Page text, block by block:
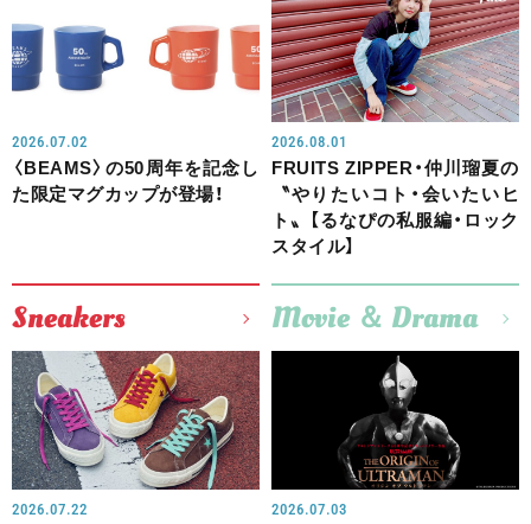
2026.07.02
〈BEAMS〉の50周年を記念し
た限定マグカップが登場！
2026.08.01
FRUITS ZIPPER・仲川瑠夏の
〝やりたいコト・会いたいヒ
ト〟【るなぴの私服編・ロック
スタイル】
Sneakers
2026.07.22
Movie ＆ Drama
2026.07.03